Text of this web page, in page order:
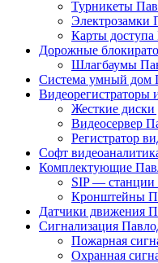
Турникеты
Электрозамки
Карты доступа
Дорожные
Шлагбаумы
Система умный дом
Видеорегистраторы
Жесткие
Видеосервер
Регистратор
Софт
Комплектующие
SIP — станции
Кронштейны
Датчики движения
Сигнализация
Пожарная
Охранная